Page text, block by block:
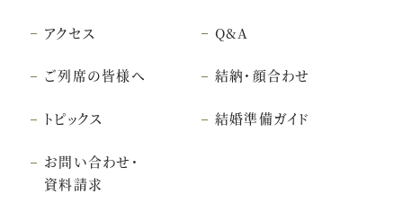
アクセス Q&A
ご列席の皆様へ 結納・顔合わせ
トピックス 結婚準備ガイド
お問い合わせ・
資料請求